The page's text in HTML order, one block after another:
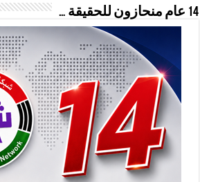
14 عام منحازون للحقيقة …